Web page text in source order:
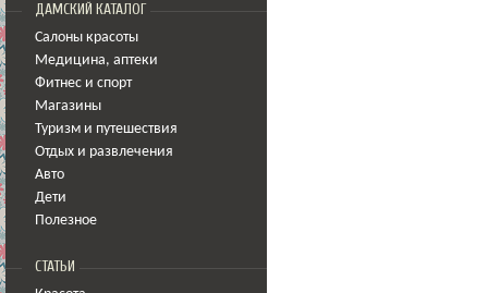
ДАМСКИЙ КАТАЛОГ
Салоны красоты
Медицина, аптеки
Фитнес и спорт
Магазины
Туризм и путешествия
Отдых и развлечения
Авто
Дети
Полезное
СТАТЬИ